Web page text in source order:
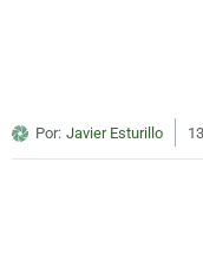
Por: Javier Esturillo